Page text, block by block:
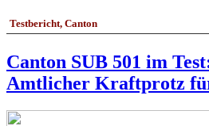
Testbericht, Canton
Canton SUB 501 im
Amtlicher Kraftprotz